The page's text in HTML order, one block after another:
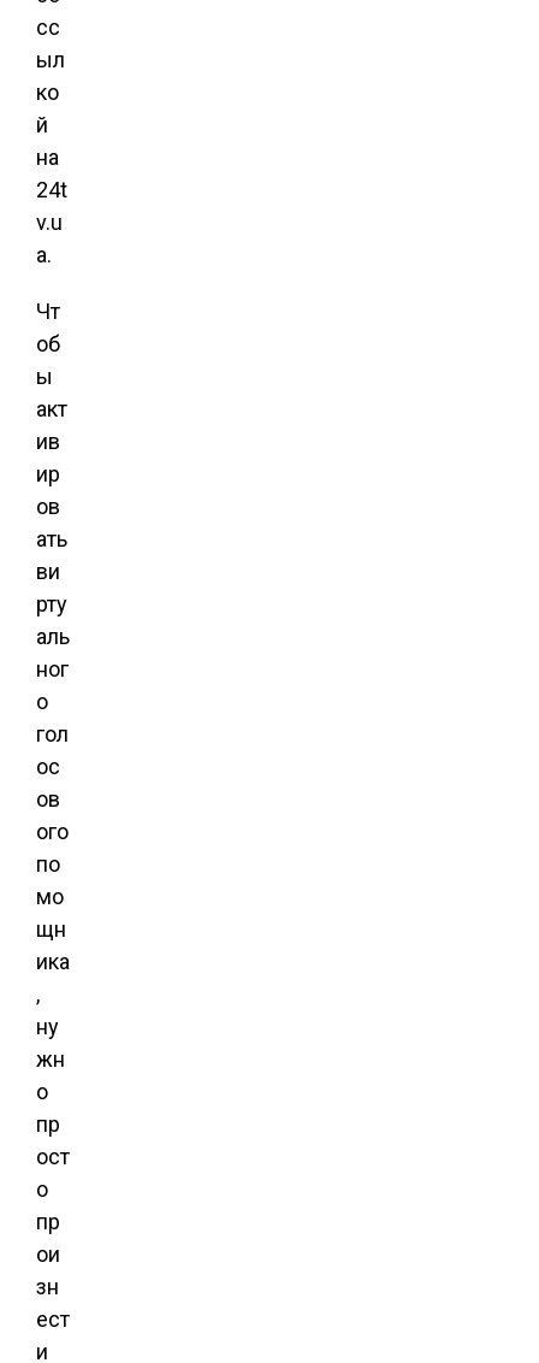
сс
ыл
ко
й
на
24t
v.u
a.
Чт
об
ы
акт
ив
ир
ов
ать
ви
рту
аль
ног
о
гол
ос
ов
ого
по
мо
щн
ика
,
ну
жн
о
пр
ост
о
пр
ои
зн
ест
и